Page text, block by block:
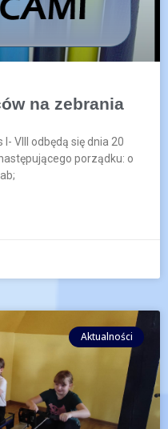
na zebrania
VIII odbędą się dnia 20
porządku: o
Aktualności